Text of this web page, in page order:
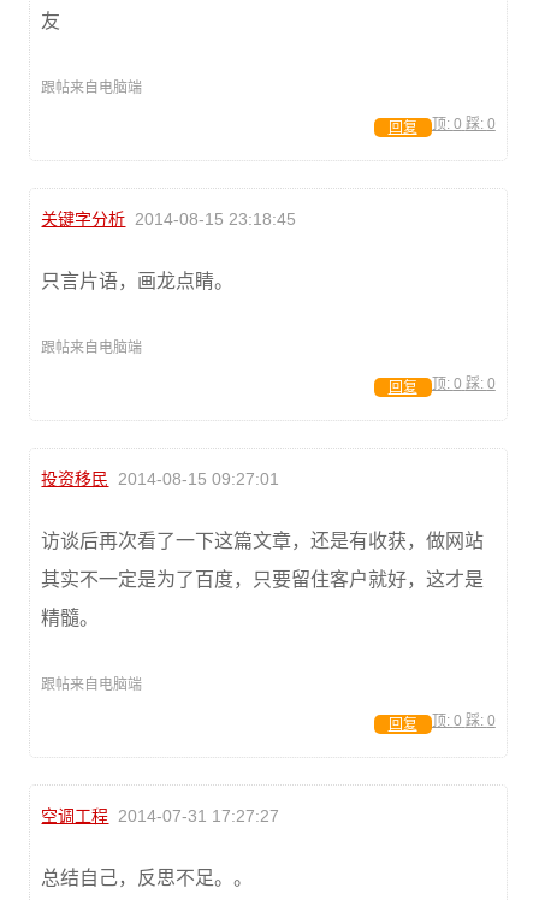
友
跟帖来自电脑端
顶: 0 踩: 0
回复
关键字分析 2014-08-15 23:18:45
只言片语，画龙点睛。
跟帖来自电脑端
顶: 0 踩: 0
回复
投资移民 2014-08-15 09:27:01
访谈后再次看了一下这篇文章，还是有收获，做网站
其实不一定是为了百度，只要留住客户就好，这才是
精髓。
跟帖来自电脑端
顶: 0 踩: 0
回复
空调工程 2014-07-31 17:27:27
总结自己，反思不足。。